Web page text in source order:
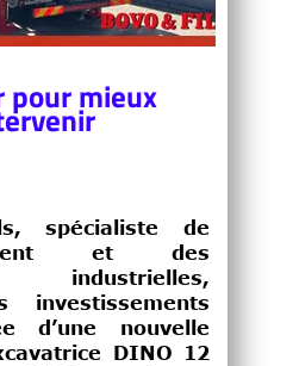
pour mieux
spécialiste de
et des
industrielles,
investissements
d’une nouvelle
DINO 12